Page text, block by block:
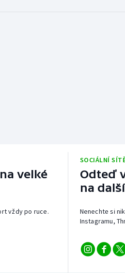
velké
vždy po ruce.
SOCIÁLNÍ
Odteď
na
Nenechte si
Instagramu,